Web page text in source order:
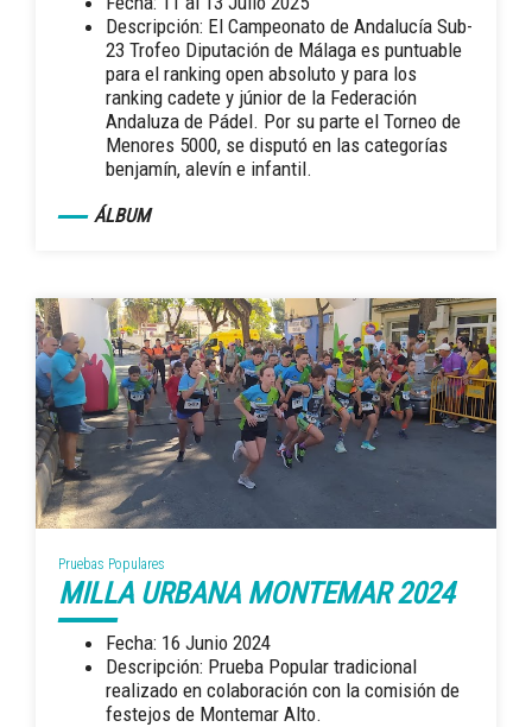
Descripción: El Campeonato de Andalucía Sub-
23 Trofeo Diputación de Málaga es puntuable
para el ranking open absoluto y para los
ranking cadete y júnior de la Federación
Andaluza de Pádel. Por su parte el Torneo de
Menores 5000, se disputó en las categorías
benjamín, alevín e infantil.
ÁLBUM
Pruebas Populares
MILLA URBANA MONTEMAR 2024
Fecha: 16 Junio 2024
Descripción: Prueba Popular tradicional
realizado en colaboración con la comisión de
festejos de Montemar Alto.